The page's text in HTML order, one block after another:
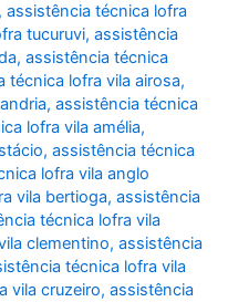
,assistência técnica lofra
tucuruvi,assistência
,assistência técnica
técnica lofra vila airosa,
,assistência técnica
lofra vila amélia,
,assistência técnica
lofra vila anglo
vila bertioga,assistência
técnica lofra vila
clementino,assistência
técnica lofra vila
vila cruzeiro,assistência